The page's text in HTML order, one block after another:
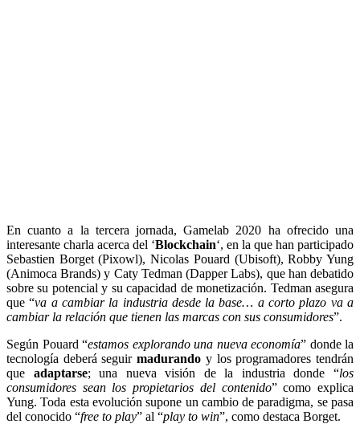
En cuanto a la tercera jornada, Gamelab 2020 ha ofrecido una
interesante charla acerca del ‘Blockchain‘, en la que han participado
Sebastien Borget (Pixowl), Nicolas Pouard (Ubisoft), Robby Yung
(Animoca Brands) y Caty Tedman (Dapper Labs), que han debatido
sobre su potencial y su capacidad de monetización. Tedman asegura
que “va a cambiar la industria desde la base… a corto plazo va a
cambiar la relación que tienen las marcas con sus consumidores”.
Según Pouard “estamos explorando una nueva economía” donde la
tecnología deberá seguirmadurando y los programadores tendrán
que adaptarse; una nueva visión de la industria donde “los
consumidores sean los propietarios del contenido” como explica
Yung. Toda esta evolución supone un cambio de paradigma, se pasa
del conocido “free to play” al “play to win”, como destaca Borget.